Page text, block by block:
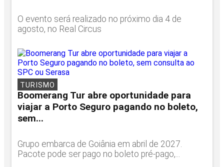
O evento será realizado no próximo dia 4 de
agosto, no Real Circus
TURISMO
Boomerang Tur abre oportunidade para
viajar a Porto Seguro pagando no boleto,
sem...
Grupo embarca de Goiânia em abril de 2027.
Pacote pode ser pago no boleto pré-pago,...